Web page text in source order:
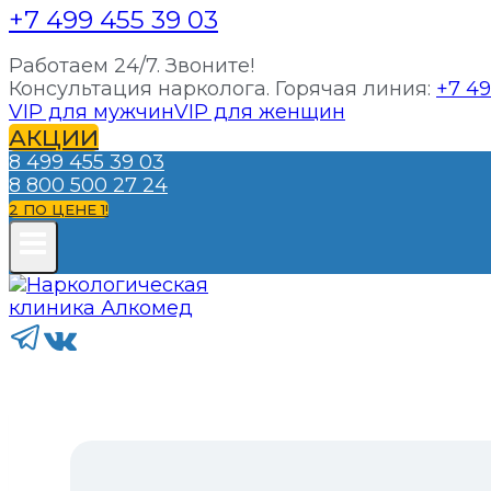
+7 499 455 39 03
Работаем 24/7. Звоните!
Консультация нарколога. Горячая линия: +7
VIP для мужчинVIP для женщин
АКЦИИ
8 499 455 39 03
8 800 500 27 24
2 ПО ЦЕНЕ 1!